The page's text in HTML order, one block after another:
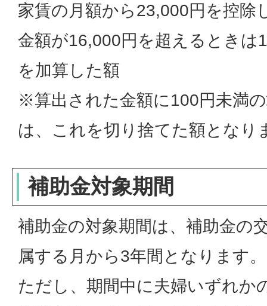
家賃の月額から23,000円を控除
金額が16,000円を超えるときは
を加算した額
※算出された金額に100円未満
は、これを切り捨てた額となり
補助金対象期間
補助金の対象期間は、補助金の
属する月から3年間となります。
ただし、期間中に夫婦いずれか